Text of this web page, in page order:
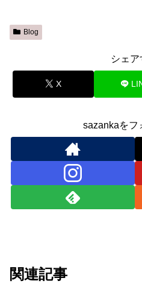
Blog
シェア
X
sazankaをフ
関連記事